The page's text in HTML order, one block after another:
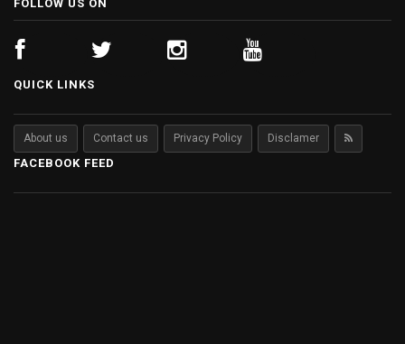
FOLLOW US ON
QUICK LINKS
About us Contact us Privacy Policy Disclamer
FACEBOOK FEED